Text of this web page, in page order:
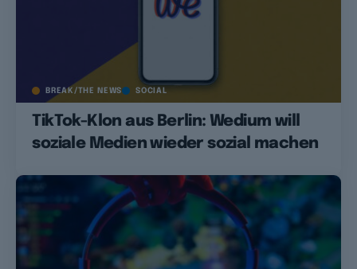
BREAK/THE NEWS SOCIAL
TikTok-Klon aus Berlin: Wedium will
soziale Medien wieder sozial machen